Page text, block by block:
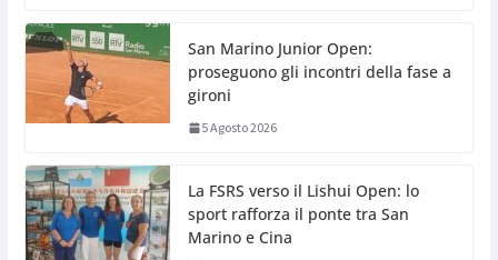
San Marino Junior Open:
proseguono gli incontri della fase a
gironi
5 Agosto 2026
La FSRS verso il Lishui Open: lo
sport rafforza il ponte tra San
Marino e Cina